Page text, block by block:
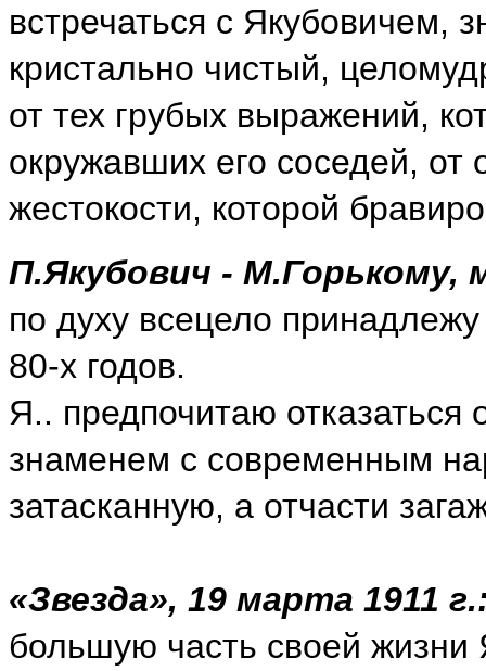
встречаться с Якубовичем,
кристально чистый,
от тех грубых выражений,
окружавших его соседей, от
жестокости, которой
П.Якубович - М.Горькому,
по духу всецело
80-х годов.
Я.. предпочитаю отказаться
знаменем с современным
затасканную, а отчасти
«Звезда», 19 марта 1911
большую часть своей жизни